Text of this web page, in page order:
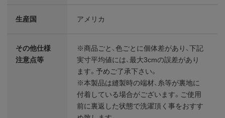
生産国 アメリカ
その他仕様
注意点等
※商品ごと、色ごとに個体差があり、下記
実寸平均値には、最大3cmの誤差があり
ます。予めご了承下さい。
※本製品は縫製時の端材、糸等が裏地に
付着している場合がございます。ご使用
前に裏返した状態で洗濯頂く事をおすす